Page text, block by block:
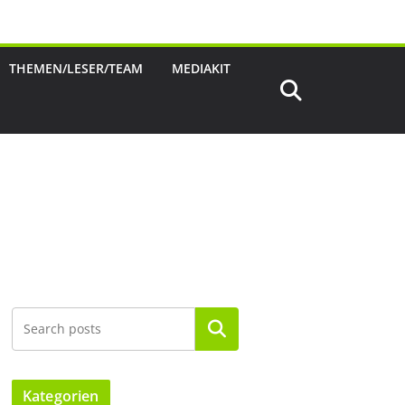
THEMEN/LESER/TEAM MEDIAKIT
Suchen
Kategorien